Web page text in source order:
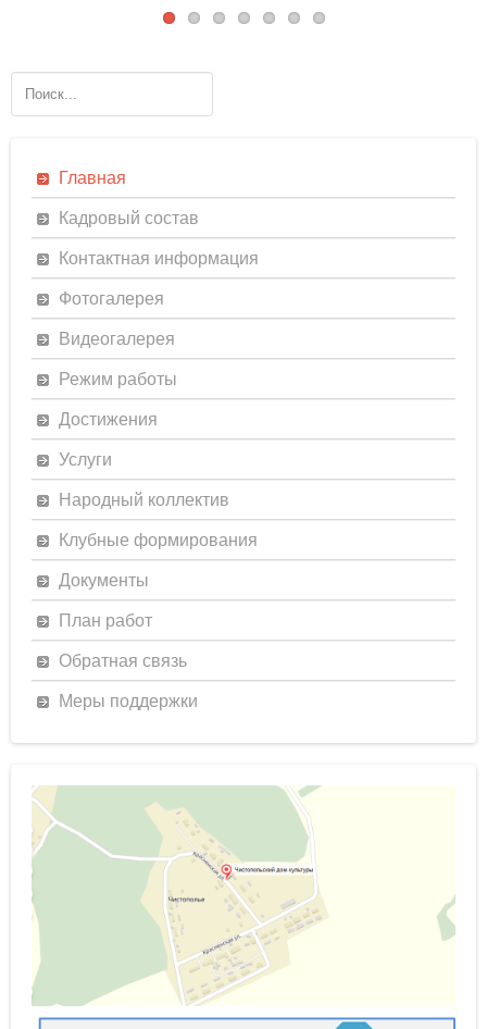
Главная
Кадровый состав
Контактная информация
Фотогалерея
Видеогалерея
Режим работы
Достижения
Услуги
Народный коллектив
Клубные формирования
Документы
План работ
Обратная связь
Меры поддержки